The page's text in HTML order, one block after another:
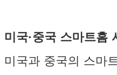
미국·중국 스마트홈
미국과 중국의 스마